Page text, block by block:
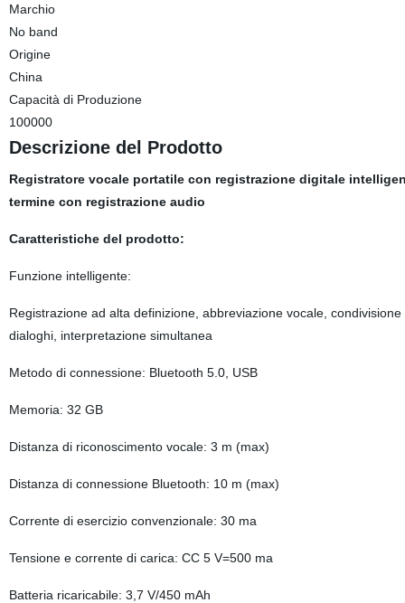
Marchio
No band
Origine
China
Capacità di Produzione
100000
Descrizione del Prodotto
Registratore vocale portatile con registrazione digitale
termine con registrazione audio
Caratteristiche del prodotto:
Funzione intelligente:
Registrazione ad alta definizione, abbreviazione vocale,
dialoghi, interpretazione simultanea
Metodo di connessione: Bluetooth 5.0, USB
Memoria: 32 GB
Distanza di riconoscimento vocale: 3 m (max)
Distanza di connessione Bluetooth: 10 m (max)
Corrente di esercizio convenzionale: 30 ma
Tensione e corrente di carica: CC 5 V=500 ma
Batteria ricaricabile: 3,7 V/450 mAh